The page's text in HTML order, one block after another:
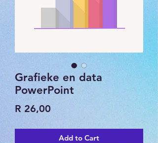
Grafieke en data
PowerPoint
R 26,00
Add to Cart